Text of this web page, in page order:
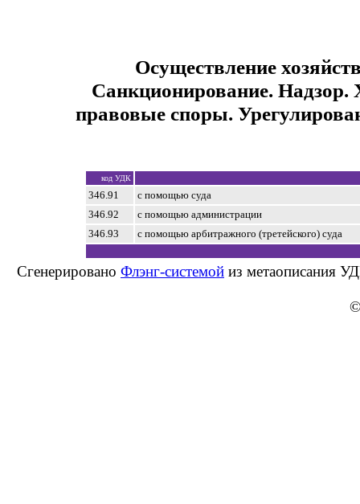
Осуществление
Санкционирование. Надзор.
правовые споры.
код УДК
346.91
с помощью суда
346.92
с помощью администрации
346.93
с помощью арбитражного (третейского) суда
Сгенерировано Флэнг-системой из метаописания